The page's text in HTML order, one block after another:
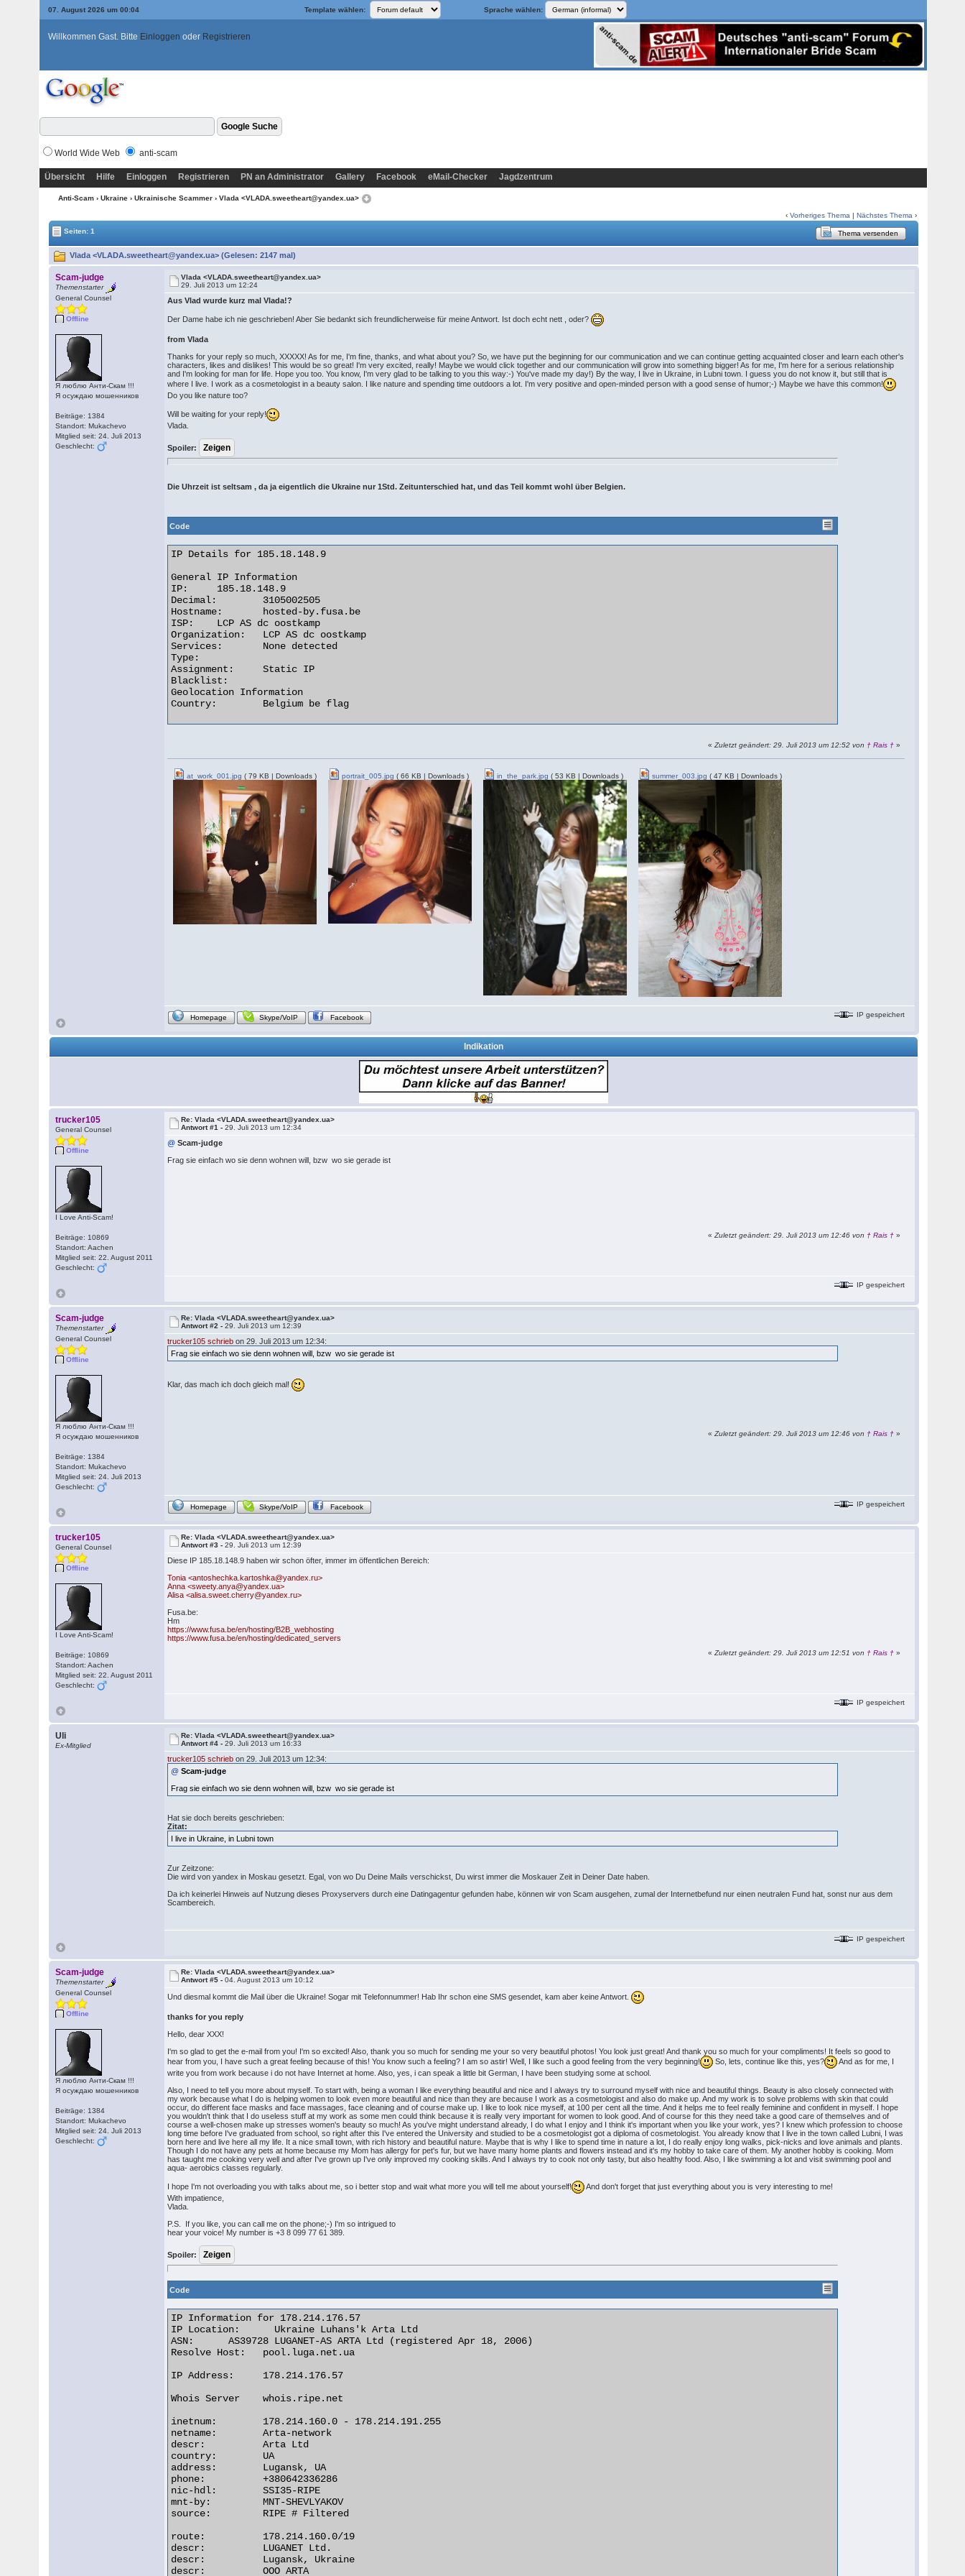
07. August 2026 um 00:05 Template wählen: Sprache wählen:
Willkommen Gast. Bitte Einloggen oder Registrieren
World Wide Web anti-scam
Übersicht Hilfe Einloggen Registrieren PN an Administrator Gallery Facebook eMail-Checker Jagdzentrum
Anti-Scam › Ukraine › Ukrainische Scammer › Vlada <VLADA.sweetheart@yandex.ua>
‹Vorheriges Thema |Nächstes Thema ›
Seiten: 1
Thema versenden
Vlada <VLADA.sweetheart@yandex.ua> (Gelesen: 2147 mal)
Scam-judge
Themenstarter
General Counsel
Offline
Я люблю Анти-Скам !!!
Я осуждаю мошенников
Beiträge: 1384
Standort: Mukachevo
Mitglied seit: 24. Juli 2013
Geschlecht:
Vlada <VLADA.sweetheart@yandex.ua>
29. Juli 2013 um 12:24
Aus Vlad wurde kurz mal Vlada!?
Der Dame habe ich nie geschrieben! Aber Sie bedankt sich freundlicherweise für meine Antwort. Ist doch echt nett , oder?
from Vlada
Thanks for your reply so much, XXXXX! As for me, I'm fine, thanks, and what about you? So, we have put the beginning for our communication and we can continue getting acquainted closer and learn each other's
characters, likes and dislikes! This would be so great! I'm very excited, really! Maybe we would click together and our communication will grow into something bigger! As for me, I'm here for a serious relationship
and I'm looking for man for life. Hope you too. You know, I'm very glad to be talking to you this way:-) You've made my day!) By the way, I live in Ukraine, in Lubni town. I guess you do not know it, but still that is
where I live. I work as a cosmetologist in a beauty salon. I like nature and spending time outdoors a lot. I'm very positive and open-minded person with a good sense of humor;-) Maybe we have this common!
Do you like nature too?
Will be waiting for your reply!
Vlada.
Spoiler:
Die Uhrzeit ist seltsam , da ja eigentlich die Ukraine nur 1Std. Zeitunterschied hat, und das Teil kommt wohl über Belgien.
Code
IP Details for 185.18.148.9
General IP Information
IP:	185.18.148.9
Decimal:	3105002505
Hostname:	hosted-by.fusa.be
ISP:	LCP AS dc oostkamp
Organization:	LCP AS dc oostkamp
Services:	None detected
Type:
Assignment:	Static IP
Blacklist:
Geolocation Information
Country:	Belgium be flag
«Zuletzt geändert: 29. Juli 2013 um 12:52 von † Rais † »
at_work_001.jpg ( 79 KB | Downloads ) portrait_005.jpg ( 66 KB | Downloads ) in_the_park.jpg ( 53 KB | Downloads ) summer_003.jpg ( 47 KB | Downloads )
Homepage Skype/VoIP Facebook IP gespeichert
Indikation
trucker105
General Counsel
Offline
I Love Anti-Scam!
Beiträge: 10869
Standort: Aachen
Mitglied seit: 22. August 2011
Geschlecht:
Re: Vlada <VLADA.sweetheart@yandex.ua>
Antwort #1 -29. Juli 2013 um 12:34
@ Scam-judge
Frag sie einfach wo sie denn wohnen will, bzw wo sie gerade ist
«Zuletzt geändert: 29. Juli 2013 um 12:46 von † Rais † »
IP gespeichert
Scam-judge
Themenstarter
General Counsel
Offline
Я люблю Анти-Скам !!!
Я осуждаю мошенников
Beiträge: 1384
Standort: Mukachevo
Mitglied seit: 24. Juli 2013
Geschlecht:
Re: Vlada <VLADA.sweetheart@yandex.ua>
Antwort #2 -29. Juli 2013 um 12:39
trucker105 schrieb on 29. Juli 2013 um 12:34:
Frag sie einfach wo sie denn wohnen will, bzw wo sie gerade ist
Klar, das mach ich doch gleich mal!
«Zuletzt geändert: 29. Juli 2013 um 12:46 von † Rais † »
Homepage Skype/VoIP Facebook IP gespeichert
trucker105
General Counsel
Offline
I Love Anti-Scam!
Beiträge: 10869
Standort: Aachen
Mitglied seit: 22. August 2011
Geschlecht:
Re: Vlada <VLADA.sweetheart@yandex.ua>
Antwort #3 -29. Juli 2013 um 12:39
Diese IP 185.18.148.9 haben wir schon öfter, immer im öffentlichen Bereich:
Tonia <antoshechka.kartoshka@yandex.ru>
Anna <sweety.anya@yandex.ua>
Alisa <alisa.sweet.cherry@yandex.ru>
Fusa.be:
Hm
https://www.fusa.be/en/hosting/B2B_webhosting
https://www.fusa.be/en/hosting/dedicated_servers
«Zuletzt geändert: 29. Juli 2013 um 12:51 von † Rais † »
IP gespeichert
Uli
Ex-Mitglied
Re: Vlada <VLADA.sweetheart@yandex.ua>
Antwort #4 -29. Juli 2013 um 16:33
trucker105 schrieb on 29. Juli 2013 um 12:34:
@ Scam-judge
Frag sie einfach wo sie denn wohnen will, bzw wo sie gerade ist
Hat sie doch bereits geschrieben:
Zitat:
I live in Ukraine, in Lubni town
Zur Zeitzone:
Die wird von yandex in Moskau gesetzt. Egal, von wo Du Deine Mails verschickst, Du wirst immer die Moskauer Zeit in Deiner Date haben.
Da ich keinerlei Hinweis auf Nutzung dieses Proxyservers durch eine Datingagentur gefunden habe, können wir von Scam ausgehen, zumal der Internetbefund nur einen neutralen Fund hat, sonst nur aus dem
Scambereich.
IP gespeichert
Scam-judge
Themenstarter
General Counsel
Offline
Я люблю Анти-Скам !!!
Я осуждаю мошенников
Beiträge: 1384
Standort: Mukachevo
Mitglied seit: 24. Juli 2013
Geschlecht:
Re: Vlada <VLADA.sweetheart@yandex.ua>
Antwort #5 -04. August 2013 um 10:12
Und diesmal kommt die Mail über die Ukraine! Sogar mit Telefonnummer! Hab Ihr schon eine SMS gesendet, kam aber keine Antwort.
thanks for you reply
Hello, dear XXX!
I'm so glad to get the e-mail from you! I'm so excited! Also, thank you so much for sending me your so very beautiful photos! You look just great! And thank you so much for your compliments! It feels so good to
hear from you, I have such a great feeling because of this! You know such a feeling? I am so astir! Well, I like such a good feeling from the very beginning!
So, lets, continue like this, yes?
And as for me, I
write you from work because i do not have Internet at home. Also, yes, i can speak a little bit German, I have been studying some at school.
Also, I need to tell you more about myself. To start with, being a woman I like everything beautiful and nice and I always try to surround myself with nice and beautiful things. Beauty is also closely connected with
my work because what I do is helping women to look even more beautiful and nice than they are because I work as a cosmetologist and also do make up. And my work is to solve problems with skin that could
occur, do different face masks and face massages, face cleaning and of course make up. I like to look nice myself, at 100 per cent all the time. And it helps me to feel really feminine and confident in myself. I hope
you wouldn't think that I do useless stuff at my work as some men could think because it is really very important for women to look good. And of course for this they need take a good care of themselves and of
course a well-chosen make up stresses women's beauty so much! As you've might understand already, I do what I enjoy and I think it's important when you like your work, yes? I knew which profession to choose
long time before I've graduated from school, so right after this I've entered the University and studied to be a cosmetologist got a diploma of cosmetologist. You already know that I live in the town called Lubni, I was
born here and live here all my life. It a nice small town, with rich history and beautiful nature. Maybe that is why I like to spend time in nature a lot, I do really enjoy long walks, pick-nicks and love animals and plants.
Though I do not have any pets at home because my Mom has allergy for pet's fur, but we have many home plants and flowers instead and it's my hobby to take care of them. My another hobby is cooking. Mom
has taught me cooking very well and after I've grown up I've only improved my cooking skills. And I always try to cook not only tasty, but also healthy food. Also, I like swimming a lot and visit swimming pool and
aqua- aerobics classes regularly.
I hope I'm not overloading you with talks about me, so i better stop and wait what more you will tell me about yourself!
And don't forget that just everything about you is very interesting to me!
With impatience,
Vlada.
P.S. If you like, you can call me on the phone;-) I'm so intrigued to
hear your voice! My number is +3 8 099 77 61 389.
Spoiler:
Code
IP Information for 178.214.176.57
IP Location:	  Ukraine Luhans'k Arta Ltd
ASN:	  AS39728 LUGANET-AS ARTA Ltd (registered Apr 18, 2006)
Resolve Host:	pool.luga.net.ua
IP Address:	178.214.176.57
Whois Server	whois.ripe.net
inetnum:        178.214.160.0 - 178.214.191.255
netname:        Arta-network
descr:          Arta Ltd
country:        UA
address:        Lugansk, UA
phone:          +380642336286
nic-hdl:        SSI35-RIPE
mnt-by:         MNT-SHEVLYAKOV
source:         RIPE # Filtered
route:          178.214.160.0/19
descr:          LUGANET Ltd.
descr:          Lugansk, Ukraine
descr:          OOO ARTA